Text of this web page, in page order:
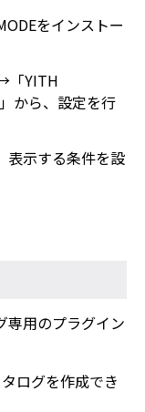
をインストー
「YITH
」から、設定を行
表示する条件を設
用のプラグイン
ログを作成でき